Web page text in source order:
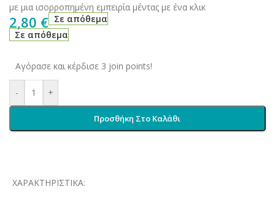
με μια ισορροπημένη εμπειρία μέντας με ένα κλικ
2,80 € Σε απόθεμα
Σε απόθεμα
Αγόρασε και κέρδισε 3 join points!
- +
Προσθήκη Στο Καλάθι
ΧΑΡΑΚΤΗΡΙΣΤΙΚΑ: